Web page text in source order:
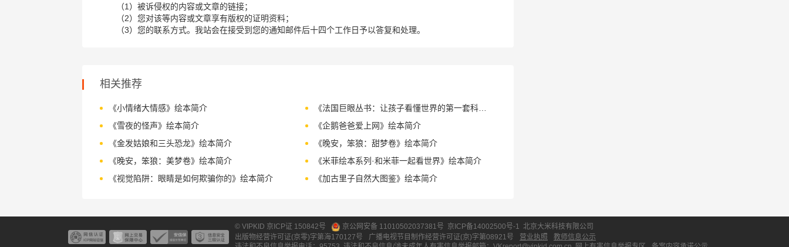
（1）被诉侵权的内容或文章的链接；
（2）您对该等内容或文章享有版权的证明资料；
（3）您的联系方式。我站会在接受到您的通知邮件后十四个工作日予以答复和处理。
相关推荐
《小情绪大情感》绘本简介
《法国巨眼丛书：让孩子看懂世界的第一套科普经典》绘本简介
《雪夜的怪声》绘本简介
《企鹅爸爸爱上网》绘本简介
《金发姑娘和三头恐龙》绘本简介
《晚安，笨狼：甜梦卷》绘本简介
《晚安，笨狼：美梦卷》绘本简介
《米菲绘本系列·和米菲一起看世界》绘本简介
《视觉陷阱：眼睛是如何欺骗你的》绘本简介
《加古里子自然大图鉴》绘本简介
© VIPKID 京ICP证 150842号 京公网安备 11010502037381号 京ICP备14002500号-1 北京大米科技有限公司
出版物经营许可证(京零)字第海170127号
广播电视节目制作经营许可证(京)字第08921号 营业执照
教师信息公示